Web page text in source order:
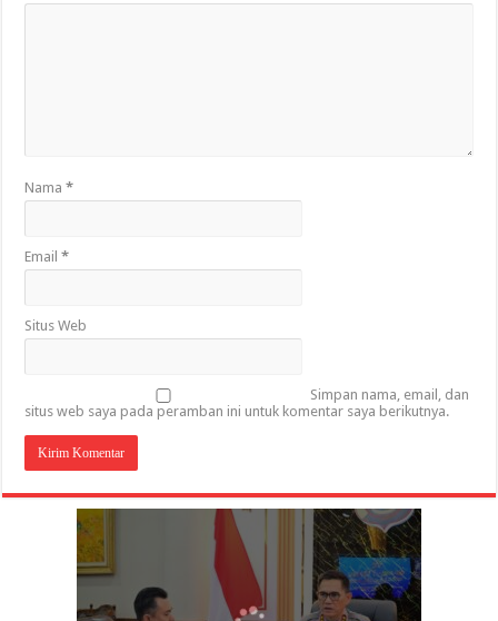
Nama*
Email*
Situs Web
Simpan nama, email, dan
situs web saya pada peramban ini untuk komentar saya berikutnya.